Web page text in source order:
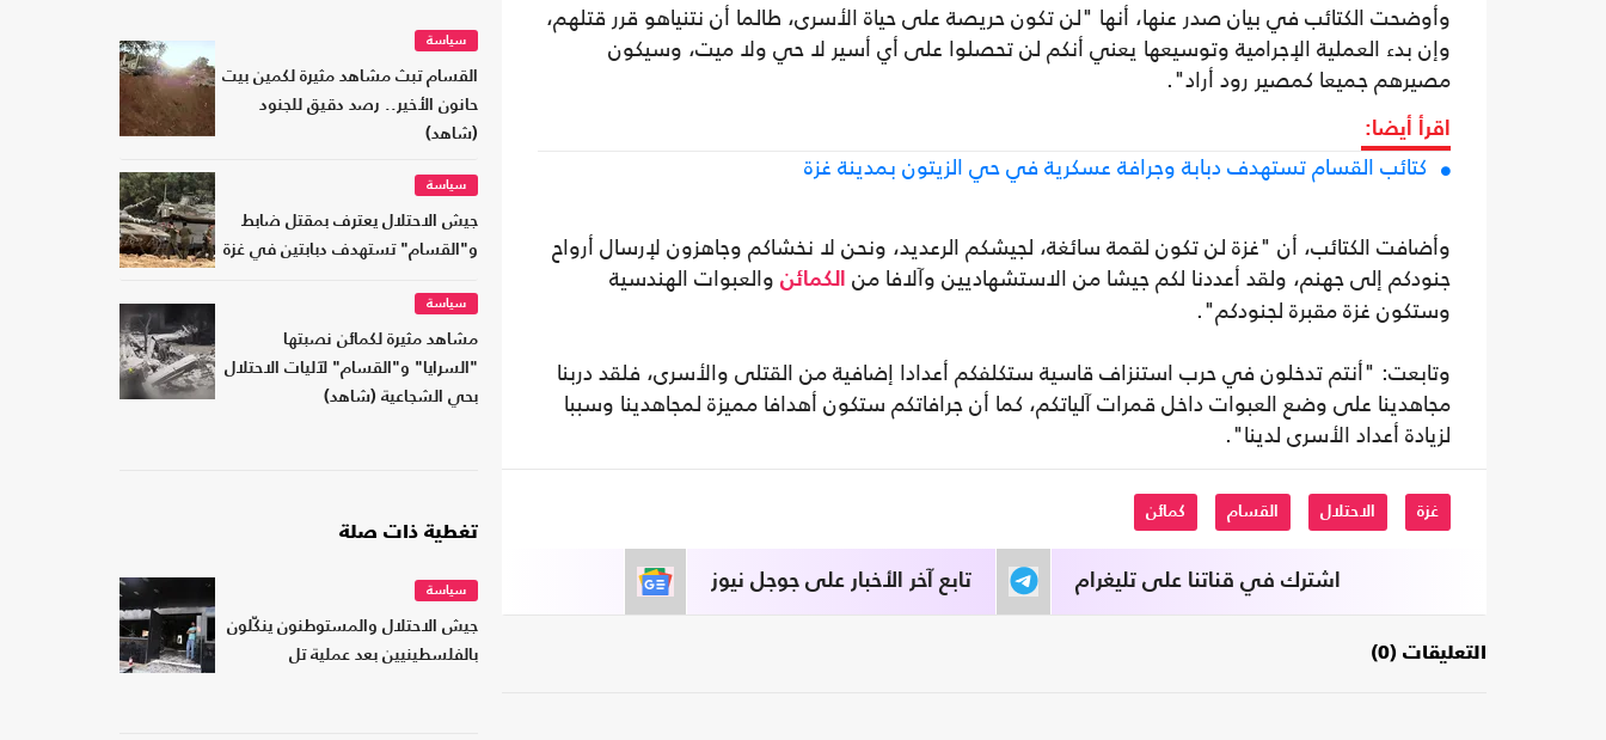
وأوضحت الكتائب في بيان صدر عنها، أنها "لن تكون حريصة على حياة الأسرى، طالما أن نتنياهو قرر قتلهم،
وإن بدء العملية الإجرامية وتوسيعها يعني أنكم لن تحصلوا على أي أسير لا حي ولا ميت، وسيكون
مصيرهم جميعا كمصير رود أراد".
اقرأ أيضا:
كتائب القسام تستهدف دبابة وجرافة عسكرية في حي الزيتون بمدينة غزة
وأضافت الكتائب، أن "غزة لن تكون لقمة سائغة، لجيشكم الرعديد، ونحن لا نخشاكم وجاهزون لإرسال أرواح
جنودكم إلى جهنم، ولقد أعددنا لكم جيشا من الاستشهاديين وآلافا من
الكمائن والعبوات الهندسية
وستكون غزة مقبرة لجنودكم".
وتابعت: "أنتم تدخلون في حرب استنزاف قاسية ستكلفكم أعدادا إضافية من القتلى والأسرى، فلقد دربنا
مجاهدينا على وضع العبوات داخل قمرات آلياتكم، كما أن جرافاتكم ستكون أهدافا مميزة لمجاهدينا وسببا
لزيادة أعداد الأسرى لدينا".
غزة الاحتلال القسام كمائن
تابع آخر الأخبار على جوجل نيوز اشترك في قناتنا على تليغرام
التعليقات (0)
سياسة
القسام تبث مشاهد مثيرة لكمين بيت
حانون الأخير.. رصد دقيق للجنود
(شاهد)
سياسة
جيش الاحتلال يعترف بمقتل ضابط
و"القسام" تستهدف دبابتين في غزة
سياسة
مشاهد مثيرة لكمائن نصبتها
"السرايا" و"القسام" لآليات الاحتلال
بحي الشجاعية (شاهد)
تغطية ذات صلة
سياسة
جيش الاحتلال والمستوطنون ينكّلون
بالفلسطينيين بعد عملية تل